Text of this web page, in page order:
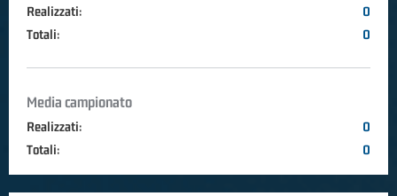
Realizzati:
0
Totali:
0
Media campionato
Realizzati:
0
Totali:
0